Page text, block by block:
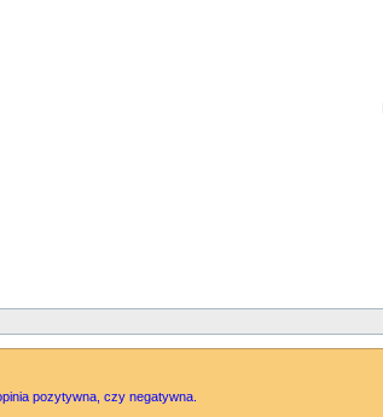
pozytywna, czy negatywna.